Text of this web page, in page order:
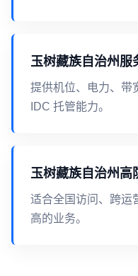
玉树藏族自治州服
提供机位、电力、带
IDC 托管能力。
玉树藏族自治州高
适合全国访问、跨运
高的业务。